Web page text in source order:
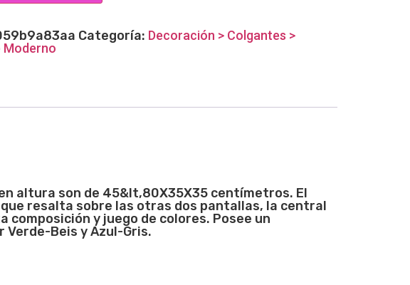
Categoría: Decoración > Colgantes >
Moderno
en altura son de 45&lt,80X35X35 centímetros. El
resalta sobre las otras dos pantallas, la central
y juego de colores. Posee un
Verde-Beis y Azul-Gris.